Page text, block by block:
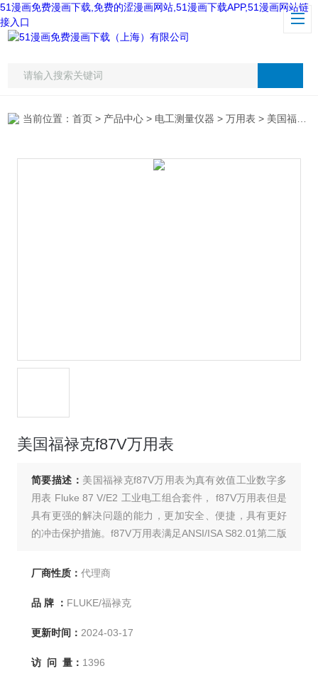
51漫画免费漫画下载,免费的涩漫画网站,51漫画下载APP,51漫画网站链
接入口
当前位置：首页 > 产品中心 > 电工测量仪器 >万用表 > 美国福禄克f87V万用表
美国福禄克f87V万用表
简要描述： 美国福禄克f87V万用表为真有效值工业数字多
用表 Fluke 87 V/E2 工业电工组合套件， f87V万用表但是
具有更强的解决问题的能力，更加安全、便捷，具有更好
的冲击保护措施。f87V万用表满足ANSI/ISA S82.01第二版
可以承受8,000 V以上的电压脉冲，大大降低了浪涌和击穿
厂商性质： 代理商
品 牌 ： FLUKE/福禄克
更新时间： 2024-03-17
访 问 量： 1396